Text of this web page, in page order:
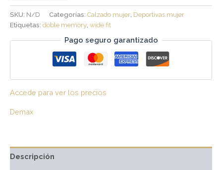
SKU: N/D Categorías: Calzado mujer Deportivas mujer
Etiquetas: doble memory wide fit
Pago seguro garantizado
Accede para ver los precios
Demax
Descripción